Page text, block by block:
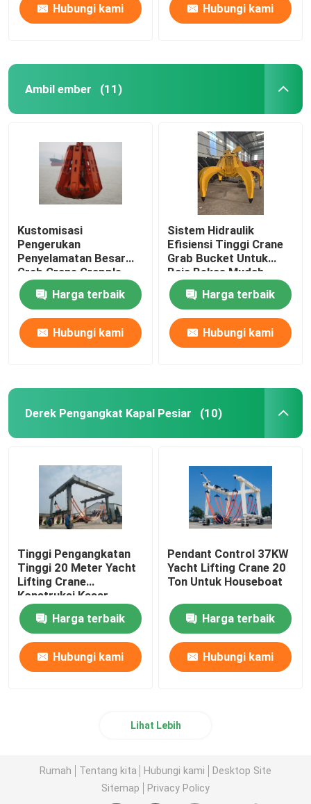
Hubungi kami Hubungi kami
Ambil ember (11)
Kustomisasi
Pengerukan
Penyelamatan Besar
Grab Crane Grapple
Kapasitas Besar
Harga terbaik
Hubungi kami
Sistem Hidraulik
Efisiensi Tinggi Crane
Grab Bucket Untuk
Baja Bekas Mudah
Ditangani
Harga terbaik
Hubungi kami
Derek Pengangkat Kapal Pesiar (10)
Tinggi Pengangkatan
Tinggi 20 Meter Yacht
Lifting Crane
Konstruksi Kasar
Harga terbaik
Hubungi kami
Pendant Control 37KW
Yacht Lifting Crane 20
Ton Untuk Houseboat
Harga terbaik
Hubungi kami
Lihat Lebih
Rumah Tentang kita Hubungi kami
Desktop Site
Sitemap
Privacy Policy